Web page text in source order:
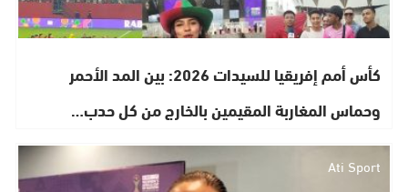
كأس أمم إفريقيا للسيدات 2026: بين المد الأحمر
وحماس المغاربة المقيمين بالخارج من كل حدب…
Ati Sport